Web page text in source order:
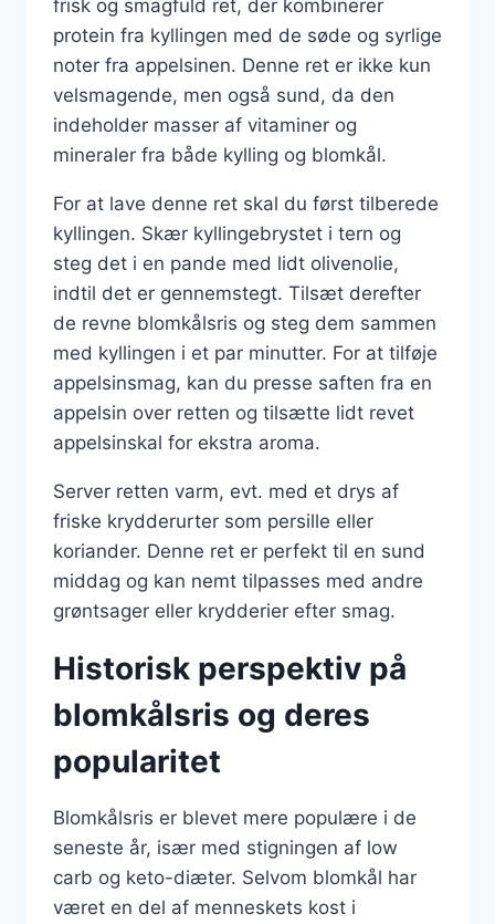
frisk og smagfuld ret, der kombinerer
protein fra kyllingen med de søde og syrlige
noter fra appelsinen. Denne ret er ikke kun
velsmagende, men også sund, da den
indeholder masser af vitaminer og
mineraler fra både kylling og blomkål.
For at lave denne ret skal du først tilberede
kyllingen. Skær kyllingebrystet i tern og
steg det i en pande med lidt olivenolie,
indtil det er gennemstegt. Tilsæt derefter
de revne blomkålsris og steg dem sammen
med kyllingen i et par minutter. For at tilføje
appelsinsmag, kan du presse saften fra en
appelsin over retten og tilsætte lidt revet
appelsinskal for ekstra aroma.
Server retten varm, evt. med et drys af
friske krydderurter som persille eller
koriander. Denne ret er perfekt til en sund
middag og kan nemt tilpasses med andre
grøntsager eller krydderier efter smag.
Historisk perspektiv på
blomkålsris og deres
popularitet
Blomkålsris er blevet mere populære i de
seneste år, især med stigningen af low
carb og keto-diæter. Selvom blomkål har
været en del af menneskets kost i